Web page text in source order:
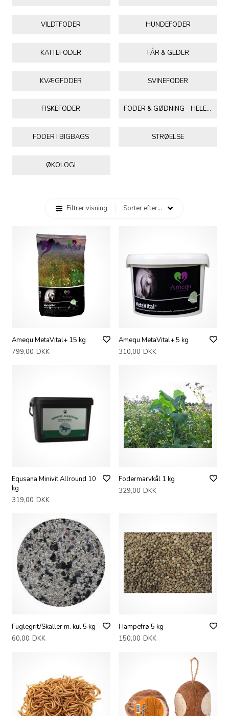
VILDTFODER HUNDEFODER
KATTEFODER FÅR & GEDER
KVÆGFODER SVINEFODER
FISKEFODER FODER & GØDNING - HELE PALLER
FODER I BIGBAGS STRØELSE
ØKOLOGI
Filtrer visning
Amequ MetaVital+ 15 kg
799,00 DKK
Amequ MetaVital+ 5 kg
310,00 DKK
Equsana Minivit Allround 10
kg
319,00 DKK
Fodermarvkål 1 kg
329,00 DKK
Fuglegrit/Skaller m. kul 5 kg
60,00 DKK
Hampefrø 5 kg
150,00 DKK